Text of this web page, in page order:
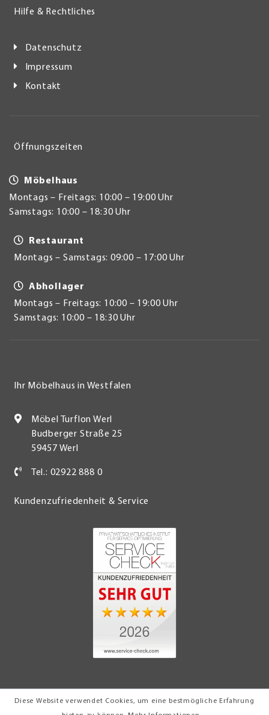
Diese Website verwendet Cookies, um eine bestmögliche Erfahrung
Hilfe & Rechtliches
Datenschutz
Impressum
Kontakt
Öffnungszeiten
Möbelhaus
Montags – Freitags: 10:00 – 19:00 Uhr
Samstags: 10:00 – 18:30 Uhr
Restaurant
Montags – Samstags: 09:00 – 17:00 Uhr
Abhollager
Montags – Freitags: 10:00 – 19:00 Uhr
Samstags: 10:00 – 18:30 Uhr
Ihr Möbelhaus in Westfalen
Möbel Turflon Werl
Budberger Straße 25
59457 Werl
Tel.: 02922 888 0
Kundenzufriedenheit & Service